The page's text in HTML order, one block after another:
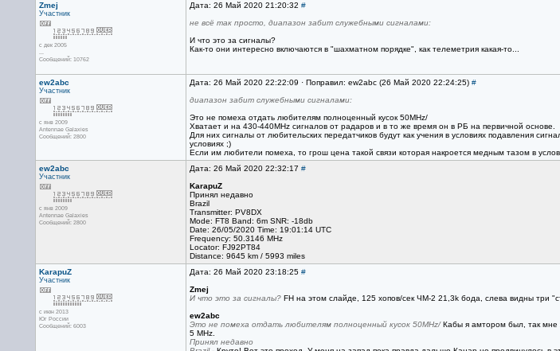
Zmej
Участник
с дек 2005
...
Сообщений: 10762
Дата: 26 Май 2020 21:20:32 #
не всё так просто, диапазон забит служебными сигналами:
И что это за сигналы?
Как-то они интересно включаются в "шахматном порядке", как телеметрия какая-то...
ew2abc
Участник
с янв 2009
Antennae Galaxies
Сообщений: 2800
Дата: 26 Май 2020 22:22:09 · Поправил: ew2abc (26 Май 2020 22:24:25) #
диапазон забит служебными сигналами:
Это не помеха отдать любителям полноценный кусок 50MHz/
Хватает и на 430-440MHz сигналов от радаров и в то же время он в РБ на первичной основе.
Для них сигналы от любительских передатчиков будут как учения в условиях подавления
условиях ;)
Если им любители помеха, то грош цена такой связи которая накроется медным тазом в
ew2abc
Участник
с янв 2009
Antennae Galaxies
Сообщений: 2800
Дата: 26 Май 2020 22:32:17 #
KarapuZ
Принял недавно
Brazil
Transmitter: PV8DX
Mode: FT8 Band: 6m SNR: -18db
Date: 26/05/2020 Time: 19:01:14 UTC
Frequency: 50.3146 MHz
Locator: FJ92PT84
Distance: 9645 km / 5993 miles
KarapuZ
Участник
с июн 2013
Юг России
Сообщений: 6003
Дата: 26 Май 2020 23:18:25 #
Zmej
И что это за сигналы?FH на этом слайде, 125 хопов/сек ЧМ-2 21,3k бода, слева видны три
ew2abc
Это не помеха отдать любителям полноценный кусок 50MHz/Кабы я амтором был, так мне
5 MHz.
Принял недавно